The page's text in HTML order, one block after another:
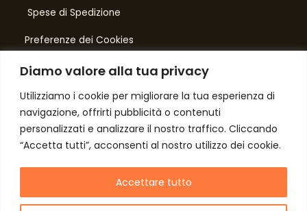
Diamo valore alla tua privacy
Utilizziamo i cookie per migliorare la tua esperienza di
navigazione, offrirti pubblicità o contenuti
personalizzati e analizzare il nostro traffico. Cliccando
“Accetta tutti”, acconsenti al nostro utilizzo dei cookie.
Accettare tutto
Spese di Spedizione
Preferenze dei Cookies
Number One
di Domenico Toccacieli
Via G. Mazzini 5/C
61033 FERMIGNANO PU
C.F. TCCDNC64A31D541L